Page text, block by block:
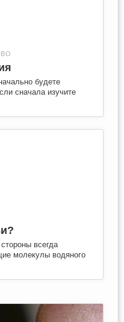
будете
сначала изучите
всегда
молекулы водяного